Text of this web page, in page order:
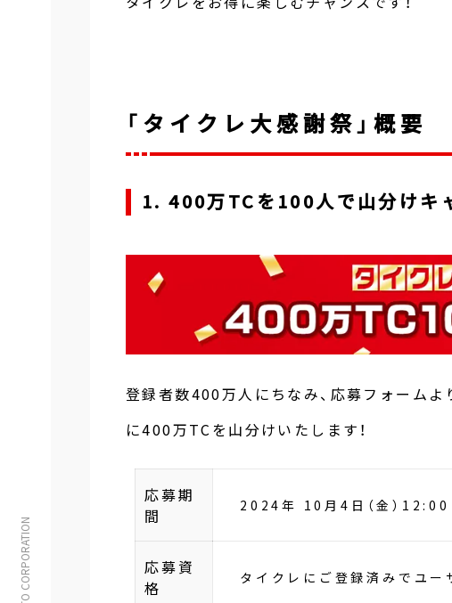
© TAITO CORPORATION
「タイクレ大感謝祭」概要
1. 400万TCを100人で山分けキ
登録者数400万人にちなみ、応募フォーム
に400万TCを山分けいたします！
応募期
間
2024年 10月4日（金）12:00
応募資
格
タイクレにご登録済みでユ